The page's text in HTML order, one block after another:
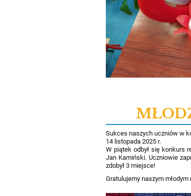
Sukces naszych uczniów w
14 listopada 2025 r.
W piątek odbył się konkurs
Jan Kamiński. Uczniowie
zdobył 3 miejsce!
Gratulujemy naszym